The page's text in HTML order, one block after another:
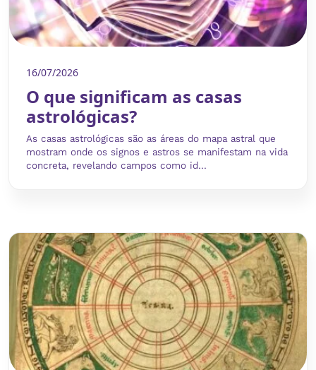
16/07/2026
O que significam as casas
astrológicas?
As casas astrológicas são as áreas do mapa astral que
mostram onde os signos e astros se manifestam na vida
concreta, revelando campos como id...